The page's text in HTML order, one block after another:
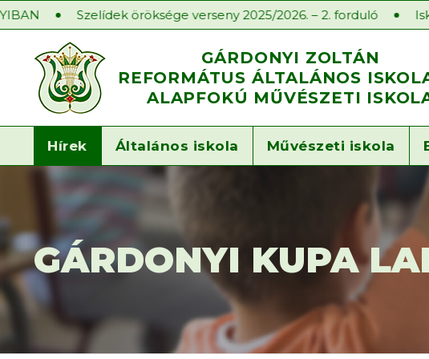
öröksége verseny 2025/2026. – 2. forduló
GÁRDONYI ZOLTÁN
REFORMÁTUS ÁLTALÁNOS
ALAPFOKÚ MŰVÉSZETI
Hírek Általános iskola Művészeti iskola
GÁRDONYI KUPA